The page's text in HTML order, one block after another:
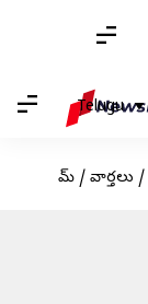
Telugu
హోమ్ / వార్తలు /